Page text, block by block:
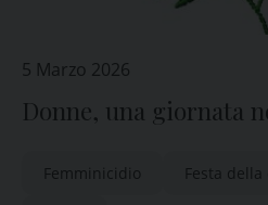
5 Marzo 2026
Donne, una giornata
Femminicidio Festa della